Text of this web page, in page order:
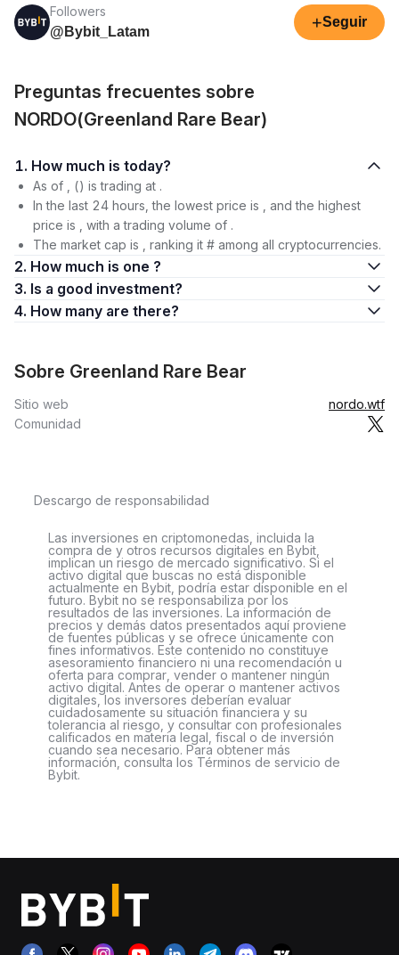
Followers
@Bybit_Latam
+Seguir
Preguntas frecuentes sobre
NORDO(Greenland Rare Bear)
1. How much is today?
As of , () is trading at .
In the last 24 hours, the lowest price is , and the highest
price is , with a trading volume of .
The market cap is , ranking it # among all cryptocurrencies.
2. How much is one ?
3. Is a good investment?
4. How many are there?
Sobre Greenland Rare Bear
Sitio web
nordo.wtf
Comunidad
Descargo de responsabilidad
Las inversiones en criptomonedas, incluida la
compra de y otros recursos digitales en Bybit,
implican un riesgo de mercado significativo. Si el
activo digital que buscas no está disponible
actualmente en Bybit, podría estar disponible en el
futuro. Bybit no se responsabiliza por los
resultados de las inversiones. La información de
precios y demás datos presentados aquí proviene
de fuentes públicas y se ofrece únicamente con
fines informativos. Este contenido no constituye
asesoramiento financiero ni una recomendación u
oferta para comprar, vender o mantener ningún
activo digital. Antes de operar o mantener activos
digitales, los inversores deberían evaluar
cuidadosamente su situación financiera y su
tolerancia al riesgo, y consultar con profesionales
calificados en materia legal, fiscal o de inversión
cuando sea necesario. Para obtener más
información, consulta los Términos de servicio de
Bybit.